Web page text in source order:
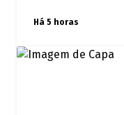
Há 5 horas